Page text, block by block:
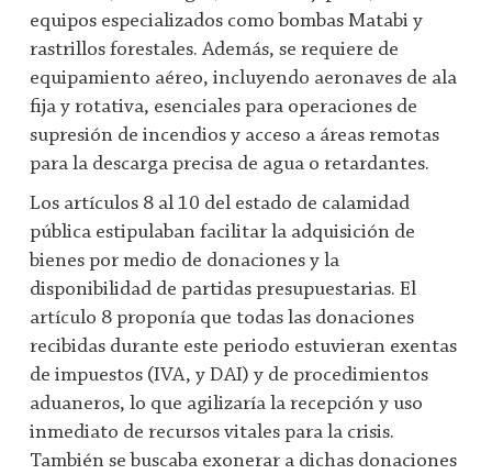
equipos especializados como bombas Matabi y
rastrillos forestales. Además, se requiere de
equipamiento aéreo, incluyendo aeronaves de ala
fija y rotativa, esenciales para operaciones de
supresión de incendios y acceso a áreas remotas
para la descarga precisa de agua o retardantes.
Los artículos 8 al 10 del estado de calamidad
pública estipulaban facilitar la adquisición de
bienes por medio de donaciones y la
disponibilidad de partidas presupuestarias. El
artículo 8 proponía que todas las donaciones
recibidas durante este periodo estuvieran exentas
de impuestos (IVA, y DAI) y de procedimientos
aduaneros, lo que agilizaría la recepción y uso
inmediato de recursos vitales para la crisis.
También se buscaba exonerar a dichas donaciones